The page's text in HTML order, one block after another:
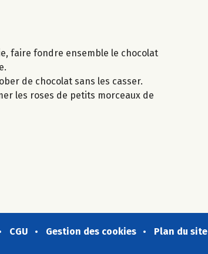
faire fondre ensemble le chocolat
de chocolat sans les casser.
les roses de petits morceaux de
CGU Gestion des cookies Plan du site